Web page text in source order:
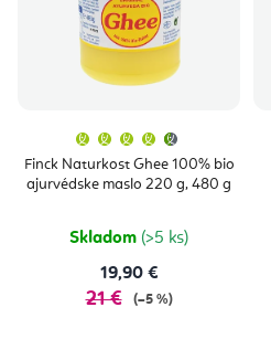
Finck Naturkost Ghee 100% bio
ajurvédske maslo 220 g, 480 g
produktu
je
4,7
hviezdičiek.
Skladom (>5 ks)
19,90 €
21 € (–5 %)